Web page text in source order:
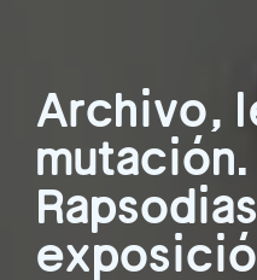
Archivo,
mutación.